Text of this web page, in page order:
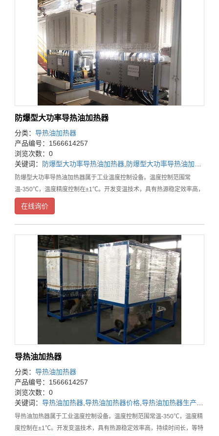
防爆型大功率导热油加热器
分类： 导热油加热器
产品编号：1566614257
浏览次数：0
关键词：
防爆型大功率导热油加热器 防爆型大功率导热油加热器价格
防爆型大功率导热油加热器属于工业温度控制设备。温度控制范围常
温-350℃，温度精度控制在±1℃。开发变温技术，具有热源稳定效率高，
持续时间长，等特点，广泛应用于，化工反应釜，印染纺织辊筒烘箱，压
机板，等工业设备控温。随着技术不断升级，复合各
在线询价
导热油加热器
分类： 导热油加热器
产品编号：1566614257
浏览次数：0
关键词： 导热油加热器 导热油加热器价格 导热油加热器生产厂家
导热油加热器属于工业温度控制设备。温度控制范围常温-350℃，温度精
度控制在±1℃。开发变温技术，具有热源稳定效率高，持续时间长，等特